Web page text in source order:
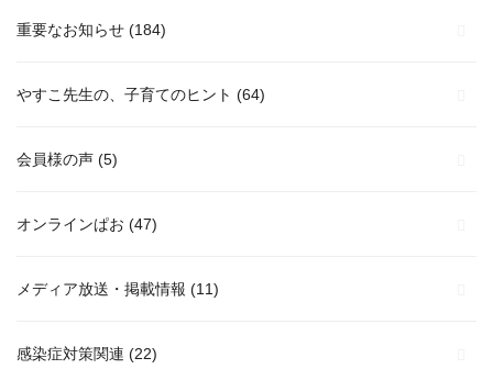
重要なお知らせ (184)
やすこ先生の、子育てのヒント (64)
会員様の声 (5)
オンラインぱお (47)
メディア放送・掲載情報 (11)
感染症対策関連 (22)